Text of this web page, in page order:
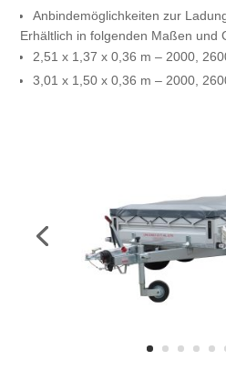
Anbindemöglichkeiten zur
Erhältlich in folgenden Maßen und
2,51 x 1,37 x 0,36 m – 2000,
3,01 x 1,50 x 0,36 m – 2000,